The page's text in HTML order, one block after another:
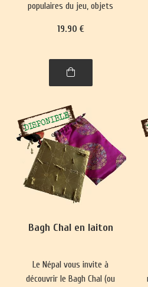
populaires du jeu, objets
fréquemment à des
Parallèlement, des jeux
plus complexes ont
classes sociales
aristocratiques.
19.90 €
Bagh Chal en laiton
Le Népal vous invite à
découvrir le Bagh Chal (ou